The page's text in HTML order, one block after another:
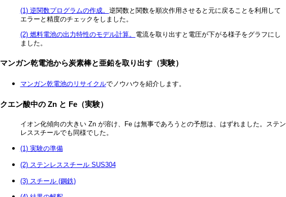
(1) 逆関数プログラムの作成。 逆関数と関数を順次作用させると元に戻ることを利用して
エラーと精度のチェックをしました。
(2) 燃料電池の出力特性のモデル計算。
電流を取り出すと電圧が下がる様子をグラフにし
ました。
マンガン乾電池から炭素棒と亜鉛を取り出す（実験）
マンガン乾電池のリサイクルでノウハウを紹介します。
クエン酸中の Zn と Fe（実験）
イオン化傾向の大きい Zn が溶け、Fe は無事であろうとの予想は、はずれました。ステン
レススチールでも同様でした。
(1) 実験の準備
(2) ステンレススチール SUS304
(3) スチール (鋼鉄)